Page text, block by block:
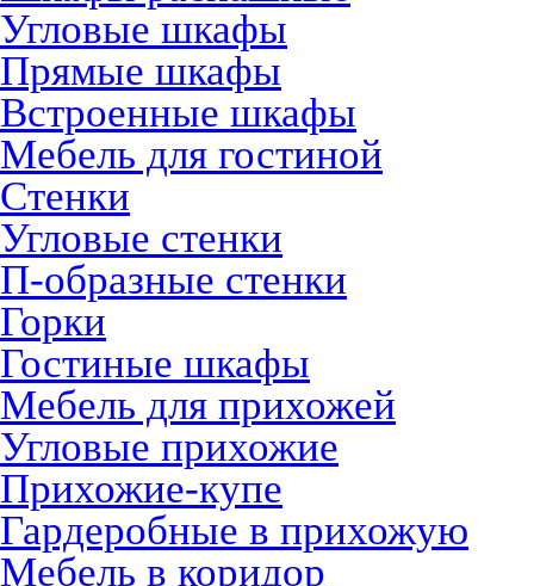
Угловые шкафы
Прямые шкафы
Встроенные шкафы
Мебель для гостиной
Стенки
Угловые стенки
П-образные стенки
Горки
Гостиные шкафы
Мебель для прихожей
Угловые прихожие
Прихожие-купе
Гардеробные в прихожую
Мебель в коридор